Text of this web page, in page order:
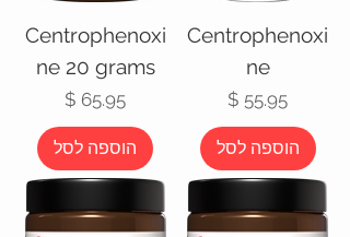
Centrophenoxi
ne
מחיר
הוספה לסל
Centrophenoxi
ne 20 grams
מחיר
הוספה לסל